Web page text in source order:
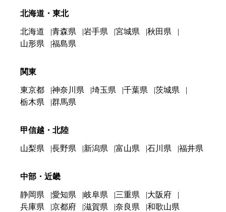
北海道・東北
北海道 青森県 岩手県 宮城県
秋田県
山形県
福島県
関東
東京都 神奈川県 埼玉県 千葉県
茨城県
栃木県
群馬県
甲信越・北陸
山梨県 長野県 新潟県 富山県 石川県 福井県
中部・近畿
静岡県 愛知県 岐阜県 三重県
大阪府
兵庫県
京都府 滋賀県 奈良県 和歌山県